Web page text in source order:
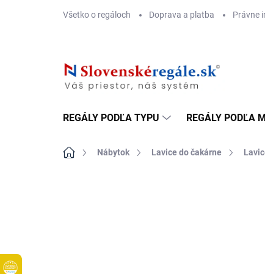
Všetko o regáloch Doprava a platba Právne
REGÁLY PODĽA TYPU REGÁLY PODĽA
DomovNábytok Lavice do čakárne